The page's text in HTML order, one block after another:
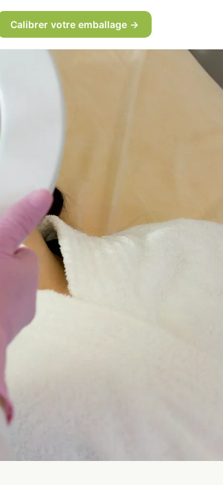
Calibrer votre emballage →